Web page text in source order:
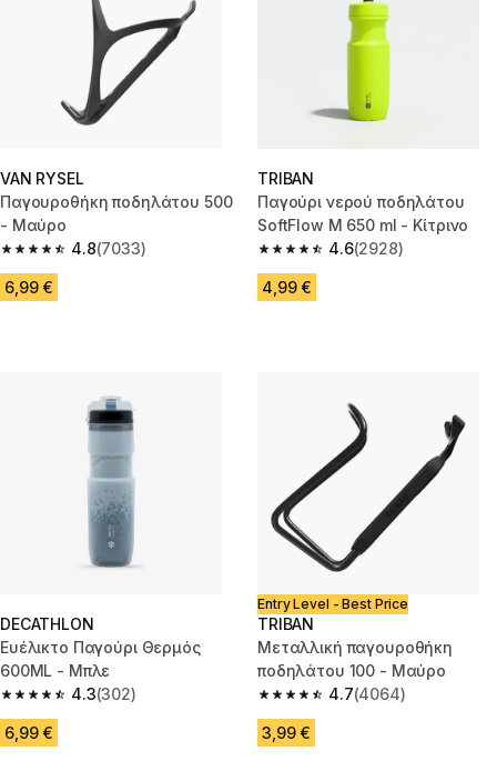
VAN RYSEL
Παγουροθήκη ποδηλάτου 500
- Μαύρο
4.8
4.8 out of 5 stars from 7033 reviews
(7033)
6,99 €
TRIBAN
Παγούρι νερού ποδηλάτου
SoftFlow Μ 650 ml - Κίτρινο
4.6
4.6 out of 5 stars from 2928
(2928)
4,99 €
DECATHLON
Ευέλικτο Παγούρι Θερμός
600ML - Μπλε
4.3
4.3 out of 5 stars from 302 reviews
(302)
6,99 €
Entry Level - Best Price
TRIBAN
Μεταλλική παγουροθήκη
ποδηλάτου 100 - Μαύρo
4.7
4.7 out of 5 stars from 4064
(4064)
3,99 €